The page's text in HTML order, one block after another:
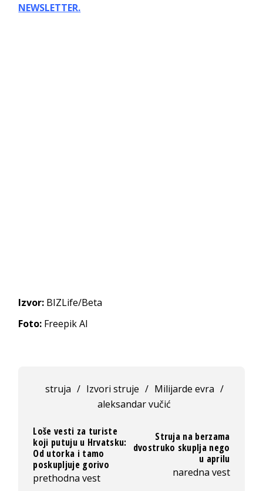
NEWSLETTER.
Izvor: BIZLife/Beta
Foto: Freepik AI
struja / Izvori struje / Milijarde evra /
aleksandar vučić
Loše vesti za turiste
koji putuju u Hrvatsku:
Od utorka i tamo
poskupljuje gorivo
prethodna vest
Struja na berzama
dvostruko skuplja nego
u aprilu
naredna vest